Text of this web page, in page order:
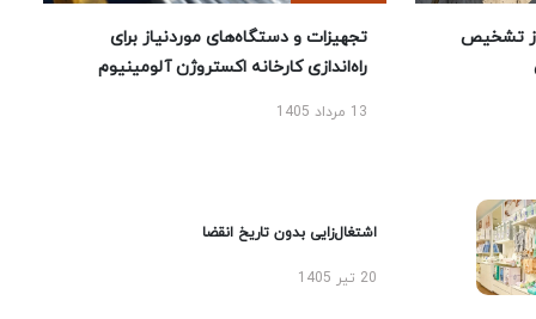
تشخیص
تجهیزات و دستگاه‌های موردنیاز برای
راه‌اندازی کارخانه اکستروژن آلومینیوم
13 مرداد 1405
اشتغال‌زایی بدون تاریخ انقضا
20 تیر 1405